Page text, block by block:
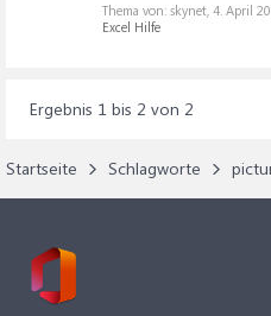
Thema von: skynet, 4. April
Excel Hilfe
Ergebnis 1 bis 2 von 2
Startseite Schlagworte